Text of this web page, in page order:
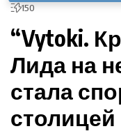
150
“Vytoki.
Лида на
стала
столицей